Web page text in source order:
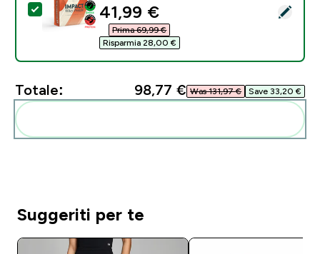
Seleziona questo prodotto - Impact Whey Protein -
discounted price
41,99 €‎
Prima 69,99 €‎
Risparmia 28,00 €‎
Totale: 98,77 €‎ Was 131,97 €‎ Save 33,20 €‎
Suggeriti per te